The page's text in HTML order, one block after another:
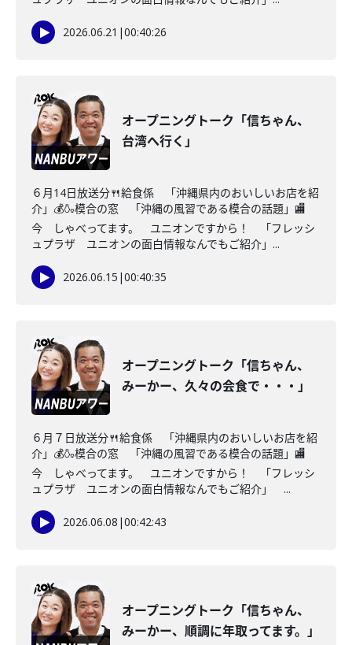
2026.06.21 |00:40:26
オープニングトーク「信ちゃん、
台湾へ行く」
６月14日放送分🍴給食係 「沖縄県内のおいしいお店を紹
介」💰🍶模合の窓 「沖縄の風習である模合の話題」🏬
今 しゃべってます。 ユニオンですから！ 「フレッシ
ュプラザ ユニオンの面白情報なんでもご紹介」...
2026.06.15 |00:40:35
オープニングトーク「信ちゃん、
みーかー、久々の会食で・・・」
６月７日放送分🍴給食係 「沖縄県内のおいしいお店を紹
介」💰🍶模合の窓 「沖縄の風習である模合の話題」🏬
今 しゃべってます。 ユニオンですから！ 「フレッシ
ュプラザ ユニオンの面白情報なんでもご紹介」 ...
2026.06.08 |00:42:43
オープニングトーク「信ちゃん、
みーかー、順調に年取ってます。」